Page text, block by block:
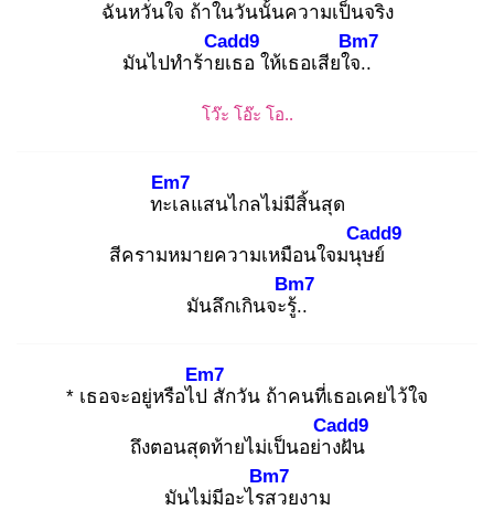
ฉันหวั่นใจ ถ้าในวันนั้นความเป็นจริง
มันไปทำร้ายเ
Cadd9
ธอ ให้เธอเสียใจ.
Bm7
.
โว๊ะ โอ๊ะ โอ..
ทะเ
Em7
ลแสนไกลไม่มีสิ้นสุด
สีครามหมายความเหมือนใจมนุษ
Cadd9
ย์
มันลึกเกินจะรู้.
Bm7
.
* เธอจะอยู่หรือไป
Em7
สักวัน ถ้าคนที่เธอเคยไว้ใจ
ถึงตอนสุดท้ายไม่เป็นอย่าง
Cadd9
ฝัน
มันไม่มีอะไรส
Bm7
วยงาม